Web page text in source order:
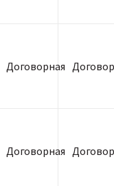
Договорная
Договорная